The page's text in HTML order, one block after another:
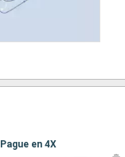
Pague en 4X